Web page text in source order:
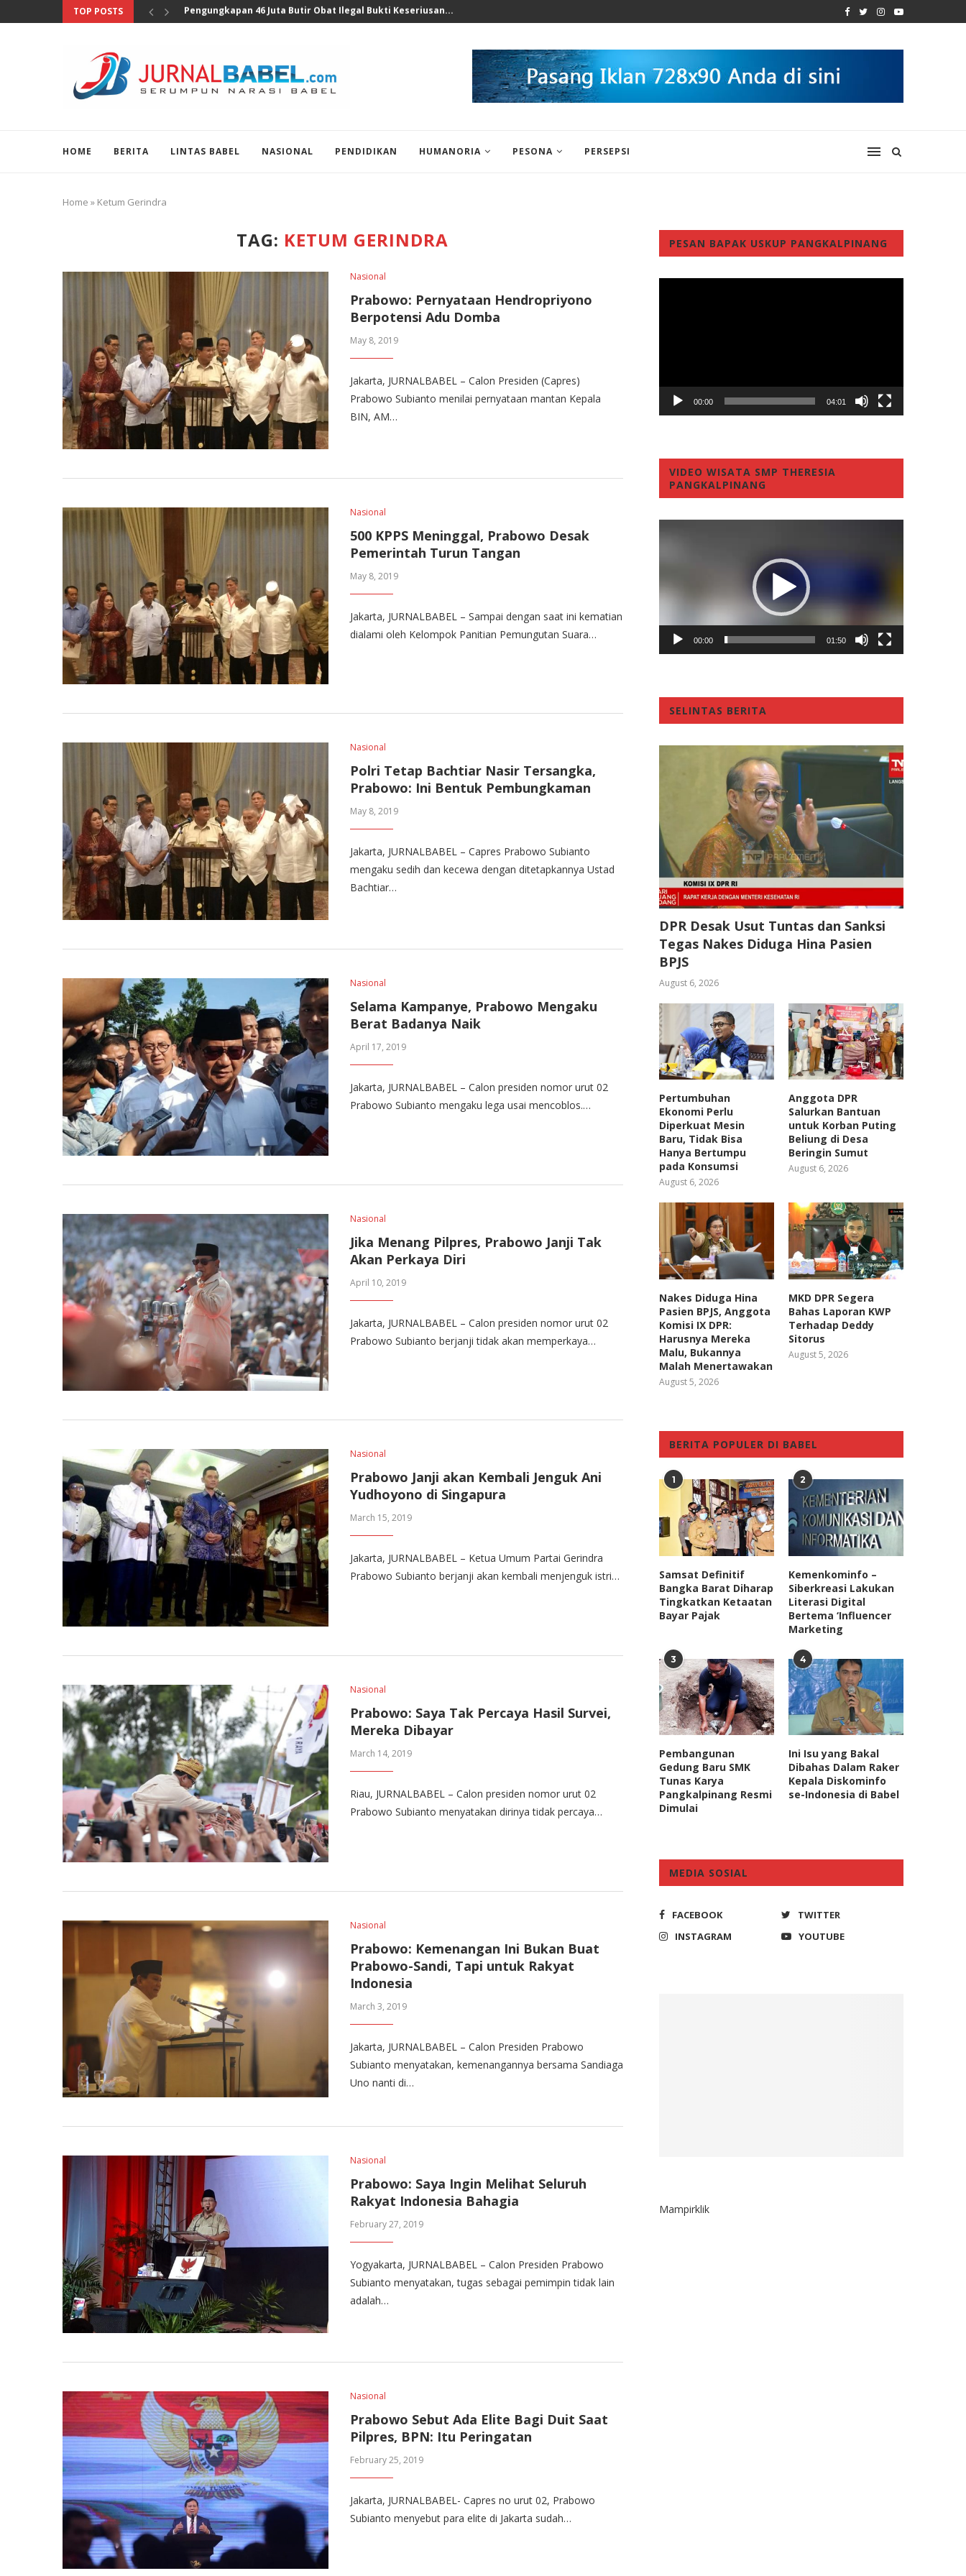
TOP POSTS Anggota DPR Sebut Sensus Ekonomi 2026 Bukan Untuk...
HOME BERITA LINTAS BABEL NASIONAL PENDIDIKAN HUMANORIA PESONA PERSEPSI
Home » Ketum Gerindra
TAG: KETUM GERINDRA
Nasional
Prabowo: Pernyataan Hendropriyono
Berpotensi Adu Domba
May 8, 2019
Jakarta, JURNALBABEL – Calon Presiden (Capres)
Prabowo Subianto menilai pernyataan mantan Kepala
BIN, AM…
Nasional
500 KPPS Meninggal, Prabowo Desak
Pemerintah Turun Tangan
May 8, 2019
Jakarta, JURNALBABEL – Sampai dengan saat ini kematian
dialami oleh Kelompok Panitian Pemungutan Suara…
Nasional
Polri Tetap Bachtiar Nasir Tersangka,
Prabowo: Ini Bentuk Pembungkaman
May 8, 2019
Jakarta, JURNALBABEL – Capres Prabowo Subianto
mengaku sedih dan kecewa dengan ditetapkannya Ustad
Bachtiar…
Nasional
Selama Kampanye, Prabowo Mengaku
Berat Badanya Naik
April 17, 2019
Jakarta, JURNALBABEL – Calon presiden nomor urut 02
Prabowo Subianto mengaku lega usai mencoblos.…
Nasional
Jika Menang Pilpres, Prabowo Janji Tak
Akan Perkaya Diri
April 10, 2019
Jakarta, JURNALBABEL – Calon presiden nomor urut 02
Prabowo Subianto berjanji tidak akan memperkaya…
Nasional
Prabowo Janji akan Kembali Jenguk Ani
Yudhoyono di Singapura
March 15, 2019
Jakarta, JURNALBABEL – Ketua Umum Partai Gerindra
Prabowo Subianto berjanji akan kembali menjenguk istri…
Nasional
Prabowo: Saya Tak Percaya Hasil Survei,
Mereka Dibayar
March 14, 2019
Riau, JURNALBABEL – Calon presiden nomor urut 02
Prabowo Subianto menyatakan dirinya tidak percaya…
Nasional
Prabowo: Kemenangan Ini Bukan Buat
Prabowo-Sandi, Tapi untuk Rakyat
Indonesia
March 3, 2019
Jakarta, JURNALBABEL – Calon Presiden Prabowo
Subianto menyatakan, kemenangannya bersama Sandiaga
Uno nanti di…
Nasional
Prabowo: Saya Ingin Melihat Seluruh
Rakyat Indonesia Bahagia
February 27, 2019
Yogyakarta, JURNALBABEL – Calon Presiden Prabowo
Subianto menyatakan, tugas sebagai pemimpin tidak lain
adalah…
Nasional
Prabowo Sebut Ada Elite Bagi Duit Saat
Pilpres, BPN: Itu Peringatan
February 25, 2019
Jakarta, JURNALBABEL- Capres no urut 02, Prabowo
Subianto menyebut para elite di Jakarta sudah…
PESAN BAPAK USKUP PANGKALPINANG
00:00 04:01
VIDEO WISATA SMP THERESIA
PANGKALPINANG
00:00 01:50
SELINTAS BERITA
DPR Desak Usut Tuntas dan Sanksi
Tegas Nakes Diduga Hina Pasien
BPJS
August 6, 2026
Pertumbuhan
Ekonomi Perlu
Diperkuat Mesin
Baru, Tidak Bisa
Hanya Bertumpu
pada Konsumsi
August 6, 2026
Anggota DPR
Salurkan Bantuan
untuk Korban Puting
Beliung di Desa
Beringin Sumut
August 6, 2026
Nakes Diduga Hina
Pasien BPJS, Anggota
Komisi IX DPR:
Harusnya Mereka
Malu, Bukannya
Malah Menertawakan
August 5, 2026
MKD DPR Segera
Bahas Laporan KWP
Terhadap Deddy
Sitorus
August 5, 2026
BERITA POPULER DI BABEL
1
Samsat Definitif
Bangka Barat Diharap
Tingkatkan Ketaatan
Bayar Pajak
2
Kemenkominfo –
Siberkreasi Lakukan
Literasi Digital
Bertema ‘Influencer
Marketing
3
Pembangunan
Gedung Baru SMK
Tunas Karya
Pangkalpinang Resmi
Dimulai
4
Ini Isu yang Bakal
Dibahas Dalam Raker
Kepala Diskominfo
se-Indonesia di Babel
MEDIA SOSIAL
FACEBOOK
TWITTER
INSTAGRAM
YOUTUBE
Mampirklik